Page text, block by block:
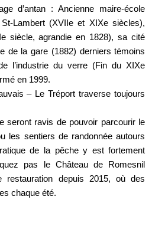
d’antan : Ancienne maire-école
Lambert (XVIIe et XIXe siècles),
siècle, agrandie en 1828), sa cité
de la gare (1882) derniers témoins
l’industrie du verre (Fin du XIXe
en 1999.
– Le Tréport traverse toujours
seront ravis de pouvoir parcourir le
les sentiers de randonnée autours
de la pêche y est fortement
pas le Château de Romesnil
restauration depuis 2015, où des
chaque été.